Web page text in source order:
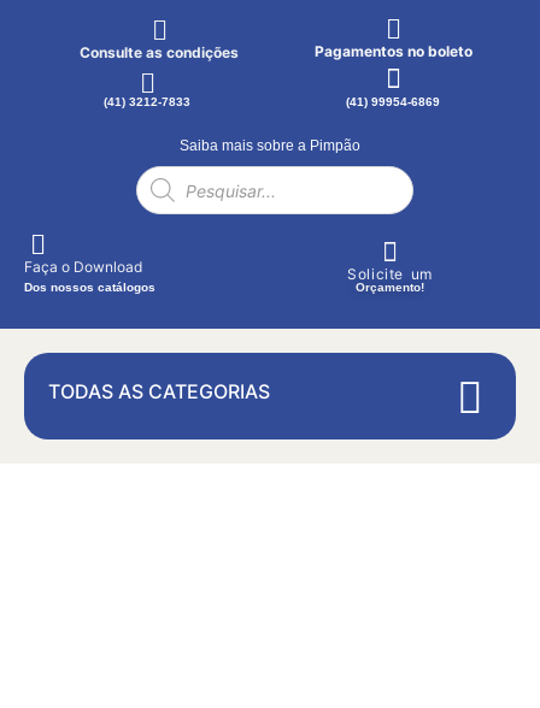
Consulte as condições Pagamentos no boleto
(41) 3212-7833 (41) 99954-6869
Saiba mais sobre a Pimpão
Faça o Download
Dos nossos catálogos
Solicite um
Orçamento!
TODAS AS CATEGORIAS